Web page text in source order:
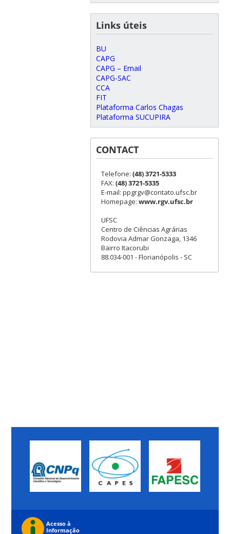
Links úteis
BU
CAPG
CAPG – Email
CAPG-SAC
CCA
FIT
Plataforma Carlos Chagas
Plataforma SUCUPIRA
CONTACT
Telefone: (48) 3721-5333
FAX: (48) 3721-5335
E-mail: ppgrgv@contato.ufsc.br
Homepage: www.rgv.ufsc.br
UFSC
Centro de Ciências Agrárias
Rodovia Admar Gonzaga, 1346
Bairro Itacorubi
88.034-001 - Florianópolis - SC